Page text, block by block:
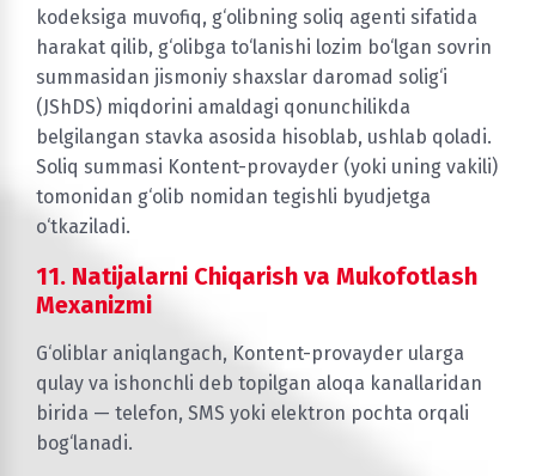
kodeksiga muvofiq, g‘olibning soliq agenti sifatida
harakat qilib, g‘olibga to‘lanishi lozim bo‘lgan sovrin
summasidan jismoniy shaxslar daromad solig‘i
(JShDS) miqdorini amaldagi qonunchilikda
belgilangan stavka asosida hisoblab, ushlab qoladi.
Soliq summasi Kontent-provayder (yoki uning vakili)
tomonidan g‘olib nomidan tegishli byudjetga
o‘tkaziladi.
11. Natijalarni Chiqarish va Mukofotlash
Mexanizmi
G‘oliblar aniqlangach, Kontent-provayder ularga
qulay va ishonchli deb topilgan aloqa kanallaridan
birida — telefon, SMS yoki elektron pochta orqali
bog‘lanadi.